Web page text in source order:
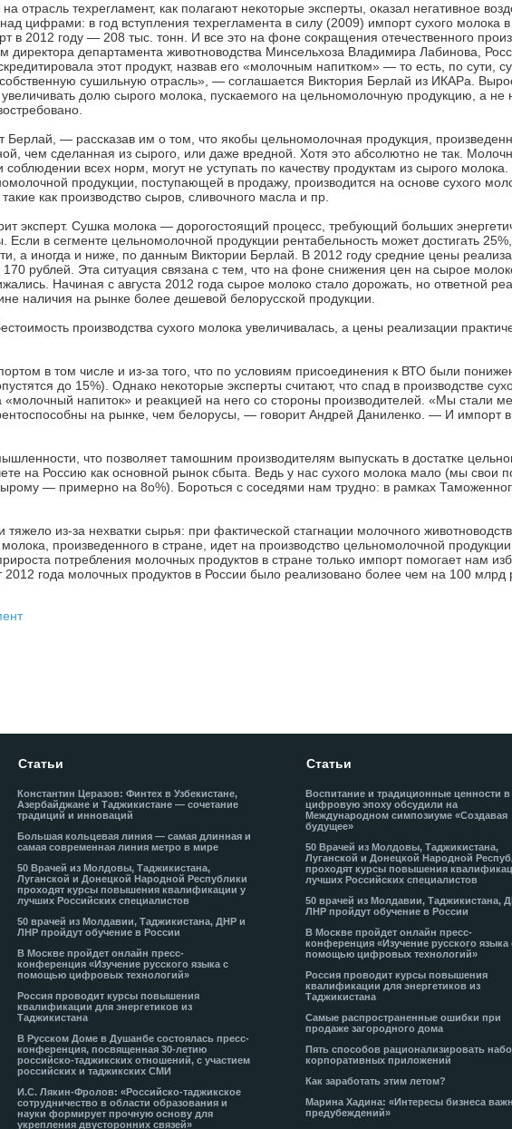
отрасль техрегламент, как полагают некоторые эксперты, оказал негативное
цифрами: в год вступления техрегламента в силу (2009) импорт сухого молока
в 2012 году — 208 тыс. тонн. И все это на фоне сокращения отечественного
директора департамента животноводства Минсельхоза Владимира Лабинова,
этот продукт, назвав его «молочным напитком» — то есть, по сути,
сушильную отрасль», — соглашается Виктория Берлай из ИКАРа.
увеличивать долю сырого молока, пускаемого на цельномолочную продукцию, а
— рассказав им о том, что якобы цельномолочная продукция,
чем сделанная из сырого, или даже вредной. Хотя это абсолютно не так.
всех норм, могут не уступать по качеству продуктам из сырого
продукции, поступающей в продажу, производится на основе сухого
как производство сыров, сливочного масла и пр.
эксперт. Сушка молока — дорогостоящий процесс, требующий больших
в сегменте цельномолочной продукции рентабельность может достигать
а иногда и ниже, по данным Виктории Берлай. В 2012 году средние цены
рублей. Эта ситуация связана с тем, что на фоне снижения цен на сырое
Начиная с августа 2012 года сырое молоко стало дорожать, но ответной
наличия на рынке более дешевой белорусской продукции.
производства сухого молока увеличивалась, а цены реализации
в том числе и из-за того, что по условиям присоединения к ВТО были
до 15%). Однако некоторые эксперты считают, что спад в производстве
напиток» и реакцией на него со стороны производителей. «Мы стали
на рынке, чем белорусы, — говорит Андрей Даниленко. — И импорт
что позволяет тамошним производителям выпускать в достатке
на Россию как основной рынок сбыта. Ведь у нас сухого молока мало (мы свои
— примерно на 8о%). Бороться с соседями нам трудно: в рамках
из-за нехватки сырья: при фактической стагнации молочного
произведенного в стране, идет на производство цельномолочной
потребления молочных продуктов в стране только импорт помогает нам
года молочных продуктов в России было реализовано более чем на 100
Статьи
Константин Церазов: Финтех в Узбекистане,
Азербайджане и Таджикистане — сочетание
традиций и инноваций
Большая кольцевая линия — самая длинная и
самая современная линия метро в мире
50 Врачей из Молдовы, Таджикистана,
Луганской и Донецкой Народной Республики
проходят курсы повышения квалификации у
лучших Российских специалистов
50 врачей из Молдавии, Таджикистана, ДНР и
ЛНР пройдут обучение в России
В Москве пройдет онлайн пресс-
конференция «Изучение русского языка с
помощью цифровых технологий»
Россия проводит курсы повышения
квалификации для энергетиков из
Таджикистана
В Русском Доме в Душанбе состоялась пресс-
конференция, посвященная 30-летию
российско-таджикских отношений, с участием
российских и таджикских СМИ
И.С. Лякин-Фролов: «Российско-таджикское
сотрудничество в области образования и
науки формирует прочную основу для
укрепления двусторонних связей»
Статьи
Воспитание и традиционные ценности в
цифровую эпоху обсудили на
Международном симпозиуме «Создавая
будущее»
50 Врачей из Молдовы, Таджикистана,
Луганской и Донецкой Народной
проходят курсы повышения
лучших Российских специалистов
50 врачей из Молдавии, Таджикистана,
ЛНР пройдут обучение в России
В Москве пройдет онлайн пресс-
конференция «Изучение русского языка
помощью цифровых технологий»
Россия проводит курсы повышения
квалификации для энергетиков из
Таджикистана
Самые распространенные ошибки при
продаже загородного дома
Пять способов рационализировать
корпоративных приложений
Как заработать этим летом?
Марина Хадина: «Интересы бизнеса
предубеждений»